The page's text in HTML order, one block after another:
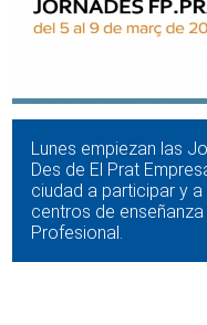
Lunes empiezan las
Des de El Prat
ciudad a participar y
centros de
Profesional.